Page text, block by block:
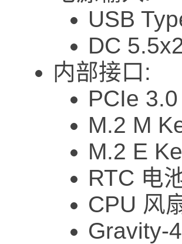
USB
DC
内部接口:
PCIe
M.2 M
M.2 E
RTC 电
CPU 风
Gravity-